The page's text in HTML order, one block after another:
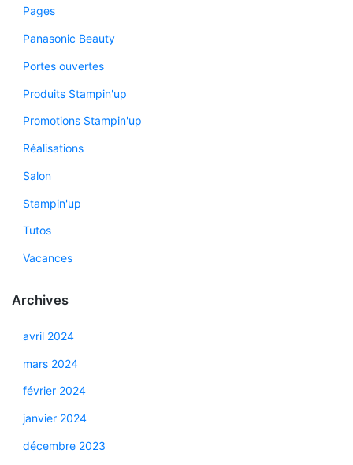
Pages
Panasonic Beauty
Portes ouvertes
Produits Stampin'up
Promotions Stampin'up
Réalisations
Salon
Stampin'up
Tutos
Vacances
Archives
avril 2024
mars 2024
février 2024
janvier 2024
décembre 2023